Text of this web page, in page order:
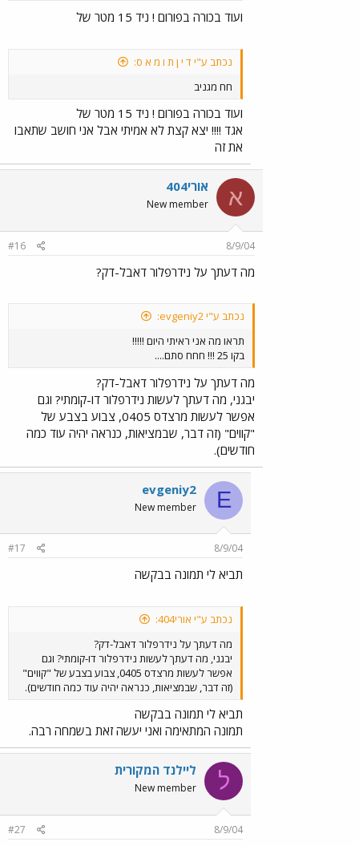
ועוד בכורה בפורום ! ניד 15 מטר של
נכתב ע"י ד י ן ת ו מ א ס:
חח מגניב
ועוד בכורה בפורום ! ניד 15 מטר של
אגד !!!! יצא קצת לא אמיתי אבל אני חושב שתאבו
את זה
א אורי404
New member
8/9/04
#16
מה דעתך על נידרפלור דאבל-דק?
נכתב ע"י evgeniy2:
תראו מה אני ראיתי היום !!!!!
בקו 25 !!! חחח סתם....
מה דעתך על נידרפלור דאבל-דק?
יבגני, מה דעתך לעשות נידרפלור דו-קומתי? וגם
אפשר לעשות מרצדס 0405, צבוע בצבע של
"קווים" (זה דבר, שבמציאות, כנראה יהיה עוד כמה
חודשים).
E
evgeniy2
New member
8/9/04
#17
תביא לי תמונה בבקשה
נכתב ע"י אורי404:
מה דעתך על נידרפלור דאבל-דק?
יבגני, מה דעתך לעשות נידרפלור דו-קומתי? וגם
אפשר לעשות מרצדס 0405, צבוע בצבע של "קווים"
(זה דבר, שבמציאות, כנראה יהיה עוד כמה חודשים).
תביא לי תמונה בבקשה
תמונה המתאימה ואני יעשה זאת בשמחה רבה.
ל ליילנד המקורית
New member
8/9/04
#27